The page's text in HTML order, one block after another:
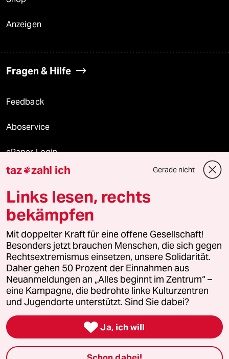
Anzeigen
Fragen & Hilfe
Feedback
Aboservice
ePaper Login
Downloads für Abonnierende
© 2026 taz Verlags und Vertriebs GmbH
Alle Rechte vorbehalten. Bei rechtlichen Fragen oder für Genehmigungen
wenden Sie sich bitte an
lizenzen@taz.de
Feedback Redaktionsstatut Kommune-Richtlinien
Leitlinie Informant Datenschutz Impressum AGB
Seitenwende Einwilligungen widerrufen (Ads)
taz zahl ich Gerade nicht
Links lesen, rechts
bekämpfen
Mit doppelter Kraft für eine offene Gesellschaft!
Besonders jetzt brauchen Menschen, die sich gegen
Rechtsextremismus einsetzen, unsere Solidarität.
Daher gehen 50 Prozent der Einnahmen aus
Neuanmeldungen an „Alles beginnt im Zentrum“ –
eine Kampagne, die bedrohte linke Kulturzentren
und Jugendorte unterstützt. Sind Sie dabei?
 Ja, ich will